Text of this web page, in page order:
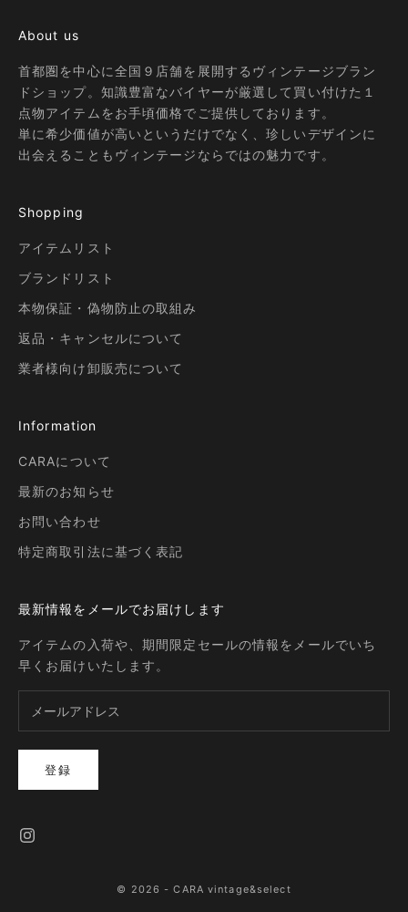
About us
首都圏を中心に全国９店舗を展開するヴィンテージブラン
ドショップ。知識豊富なバイヤーが厳選して買い付けた１
点物アイテムをお手頃価格でご提供しております。
単に希少価値が高いというだけでなく、珍しいデザインに
出会えることもヴィンテージならではの魅力です。
Shopping
アイテムリスト
ブランドリスト
本物保証・偽物防止の取組み
返品・キャンセルについて
業者様向け卸販売について
Information
CARAについて
最新のお知らせ
お問い合わせ
特定商取引法に基づく表記
最新情報をメールでお届けします
アイテムの入荷や、期間限定セールの情報をメールでいち
早くお届けいたします。
登録
© 2026 - CARA vintage&select